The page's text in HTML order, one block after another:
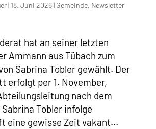
| 18. Juni 2026| Gemeinde, Newsletter
hat an seiner letzten
Ammann aus Tübach zum
Sabrina Tobler gewählt. Der
erfolgt per 1. November,
nach dem
Tobler infolge
eine gewisse Zeit vakant...